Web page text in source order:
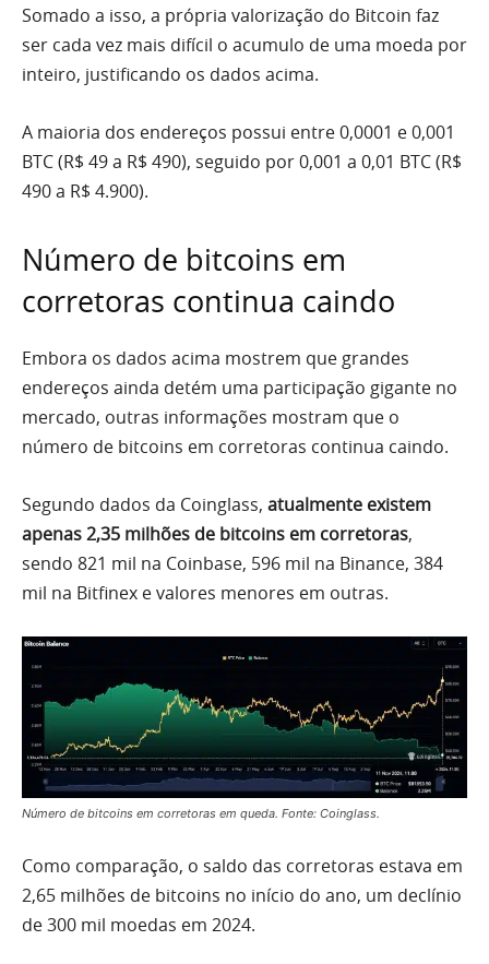
Somado a isso, a própria valorização do Bitcoin faz
ser cada vez mais difícil o acumulo de uma moeda por
inteiro, justificando os dados acima.
A maioria dos endereços possui entre 0,0001 e 0,001
BTC (R$ 49 a R$ 490), seguido por 0,001 a 0,01 BTC (R$
490 a R$ 4.900).
Número de bitcoins em
corretoras continua caindo
Embora os dados acima mostrem que grandes
endereços ainda detém uma participação gigante no
mercado, outras informações mostram que o
número de bitcoins em corretoras continua caindo.
Segundo dados da Coinglass, atualmente existem
apenas 2,35 milhões de bitcoins em corretoras,
sendo 821 mil na Coinbase, 596 mil na Binance, 384
mil na Bitfinex e valores menores em outras.
Número de bitcoins em corretoras em queda. Fonte: Coinglass.
Como comparação, o saldo das corretoras estava em
2,65 milhões de bitcoins no início do ano, um declínio
de 300 mil moedas em 2024.